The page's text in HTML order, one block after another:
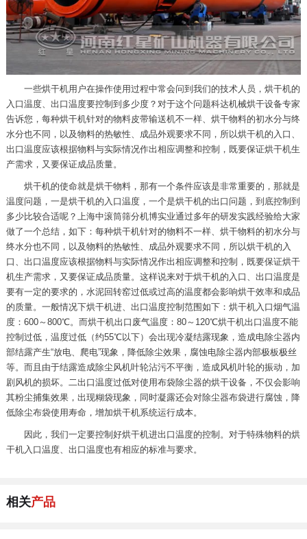
一些烘干机用户在操作使用过程中常会问到我们的技术人员，烘干机的
入口温度、出口温度要控制到多少度？对于这个问题科达机械烘干设备专家
告诉您，每种烘干机针对的物料皮带输送机不一样、烘干物料的初水分与终
水分也不同，以及物料的热敏性、成品外观要求不同，所以烘干机的入口、
出口温度应该根据物料与实际情况作出相应调整和控制，既要保证烘干机生
产需求，又要保证成品质量。
烘干机的使命就是烘干物料，那有一个条件应该是非常重要的，那就是
温度问题，一是烘干机的入口温度，一个是烘干机的出口问题，到底控制到
多少比较合适呢？上海中滚筒筛分机博实业通过多年的研发实践经验给大家
做了一个总结，如下：每种烘干机针对的物料不一样、烘干物料的初水分与
终水分也不同，以及物料的热敏性、成品外观要求不同，所以烘干机的入
口、出口温度应该根据物料与实际情况作出相应调整和控制，既要保证烘干
机生产需求，又要保证成品质量。这样说来对于烘干机的入口、出口温度是
要有一定的要求的，水泥回转窑过低或过高的温度都会影响烘干效率和成品
的质量。一般情况下烘干机进、出口温度控制范围如下：烘干机入口烟气温
度：600～800℃。而烘干机出口废气温度：80～120℃烘干机出口温度不能
控制过低，温度过低（约55℃以下）会出现冷凝结露现象，造成电除尘器内
部结露产生“放电、爬电”现象，降低除尘效果，腐蚀电除尘器内部极板极丝
等。而且由于结露造成除尘风机叶轮沾污不平衡，造成风机叶轮的振动，加
剧风机的损坏。二出口温度过低对使用布袋除尘器的烘干设备，不仅会影响
其粉尘捕集效果，出现糊袋现象，同时凝露还会对除尘器布袋进行腐蚀，降
低除尘布袋使用寿命，增加烘干机系统运行成本。
因此，我们一定要控制好烘干机进出口温度的控制。对于特殊物料的烘
干机入口温度、出口温度也有相应的标准与要求。
相关产品